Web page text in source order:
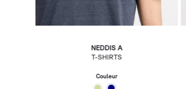
NEDDIS A
T-SHIRTS
Couleur